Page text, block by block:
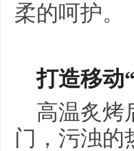
柔的呵护。
打造移动
高温炙烤
门，污浊的